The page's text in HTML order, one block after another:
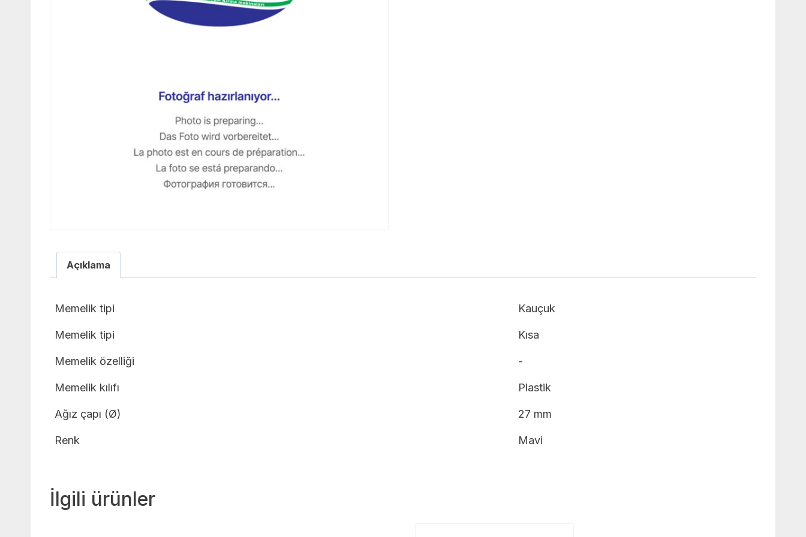
Açıklama
Memelik tipi Kauçuk
Memelik tipi Kısa
Memelik özelliği -
Memelik kılıfı Plastik
Ağız çapı (Ø) 27 mm
Renk Mavi
İlgili ürünler